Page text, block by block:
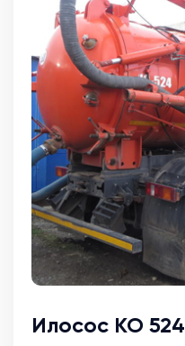
Илосос КО 524